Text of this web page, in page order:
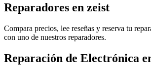
Reparadores en zeist
Compara precios, lee reseñas y reserva tu
con uno de nuestros reparadores.
Reparación de Electrónica